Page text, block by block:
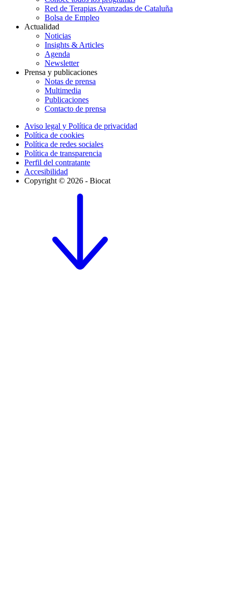
Red de Terapias Avanzadas de Cataluña
Bolsa de Empleo
Actualidad
Noticias
Insights & Articles
Agenda
Newsletter
Prensa y publicaciones
Notas de prensa
Multimedia
Publicaciones
Contacto de prensa
Aviso legal y Política de privacidad
Política de cookies
Política de redes sociales
Política de transparencia
Perfil del contratante
Accesibilidad
Copyright © 2026 - Biocat